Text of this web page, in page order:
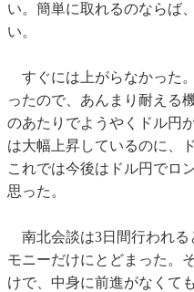
い。簡単に取れるのならば
い。
すぐには上がらなかった
ったので、あんまり耐える
のあたりでようやくドル円
は大幅上昇しているのに、
これでは今後はドル円でロ
思った。
南北会談は3日間行われる
モニーだけにとどまった。
けで、中身に前進がなくて